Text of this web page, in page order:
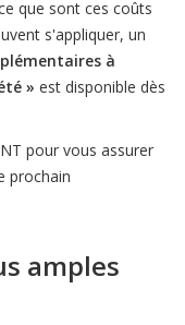
que sont ces coûts
s'appliquer, un
à
» est disponible dès
pour vous assurer
prochain
amples